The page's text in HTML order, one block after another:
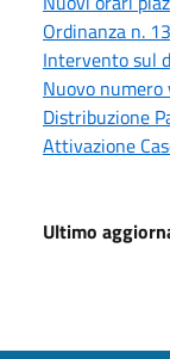
Ordinanza n.
Intervento sul
Nuovo
Distribuzione
Attivazione
Ultimo